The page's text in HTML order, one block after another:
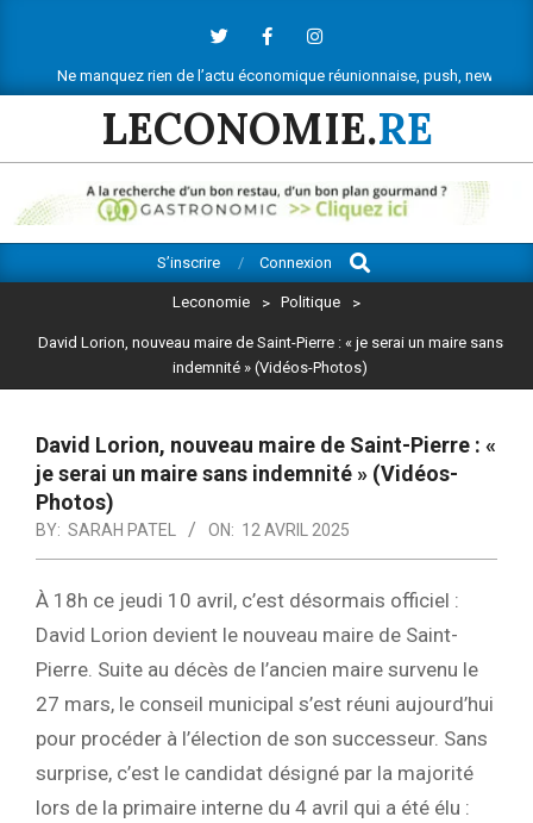
contentrien de l’actu économique réunionnaise, push, newsletter, vous saurez
LECONOMIE.RE
Navigation
S’inscrire Connexion
Search
Leconomie > Politique >
David Lorion, nouveau maire de Saint-Pierre : « je serai un maire sans
indemnité » (Vidéos-Photos)
David Lorion, nouveau maire de Saint-Pierre : «
je serai un maire sans indemnité » (Vidéos-
Photos)
BY: SARAH PATEL ON: 12 AVRIL 2025
À 18h ce jeudi 10 avril, c’est désormais officiel :
David Lorion devient le nouveau maire de Saint-
Pierre. Suite au décès de l’ancien maire survenu le
27 mars, le conseil municipal s’est réuni aujourd’hui
pour procéder à l’élection de son successeur. Sans
surprise, c’est le candidat désigné par la majorité
lors de la primaire interne du 4 avril qui a été élu :